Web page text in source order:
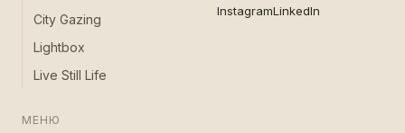
City Gazing
Lightbox
Live Still Life
МЕНЮ
InstagramLinkedIn